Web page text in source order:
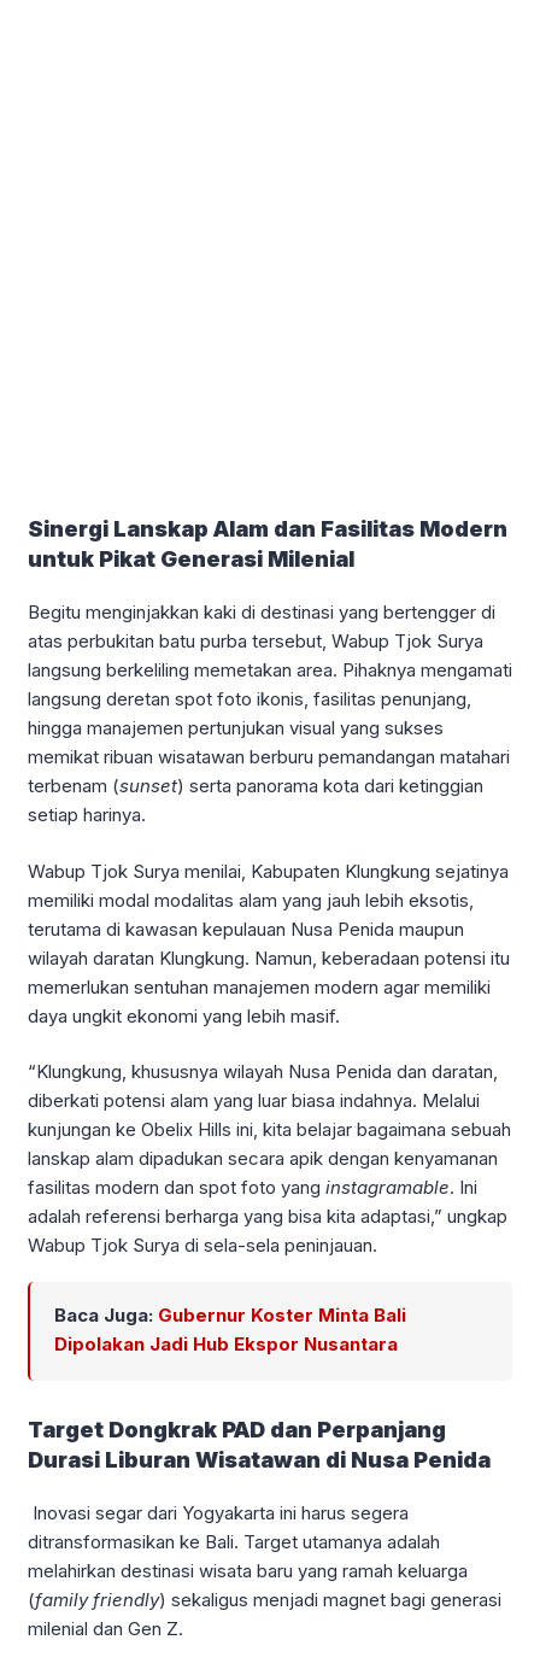
Sinergi Lanskap Alam dan Fasilitas Modern
untuk Pikat Generasi Milenial
Begitu menginjakkan kaki di destinasi yang bertengger di
atas perbukitan batu purba tersebut, Wabup Tjok Surya
langsung berkeliling memetakan area. Pihaknya mengamati
langsung deretan spot foto ikonis, fasilitas penunjang,
hingga manajemen pertunjukan visual yang sukses
memikat ribuan wisatawan berburu pemandangan matahari
terbenam (sunset) serta panorama kota dari ketinggian
setiap harinya.
Wabup Tjok Surya menilai, Kabupaten Klungkung sejatinya
memiliki modal modalitas alam yang jauh lebih eksotis,
terutama di kawasan kepulauan Nusa Penida maupun
wilayah daratan Klungkung. Namun, keberadaan potensi itu
memerlukan sentuhan manajemen modern agar memiliki
daya ungkit ekonomi yang lebih masif.
“Klungkung, khususnya wilayah Nusa Penida dan daratan,
diberkati potensi alam yang luar biasa indahnya. Melalui
kunjungan ke Obelix Hills ini, kita belajar bagaimana sebuah
lanskap alam dipadukan secara apik dengan kenyamanan
fasilitas modern dan spot foto yang instagramable. Ini
adalah referensi berharga yang bisa kita adaptasi,” ungkap
Wabup Tjok Surya di sela-sela peninjauan.
Baca Juga: Gubernur Koster Minta Bali
Dipolakan Jadi Hub Ekspor Nusantara
Target Dongkrak PAD dan Perpanjang
Durasi Liburan Wisatawan di Nusa Penida
Inovasi segar dari Yogyakarta ini harus segera
ditransformasikan ke Bali. Target utamanya adalah
melahirkan destinasi wisata baru yang ramah keluarga
(family friendly) sekaligus menjadi magnet bagi generasi
milenial dan Gen Z.